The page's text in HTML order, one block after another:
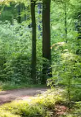
appuyant et en